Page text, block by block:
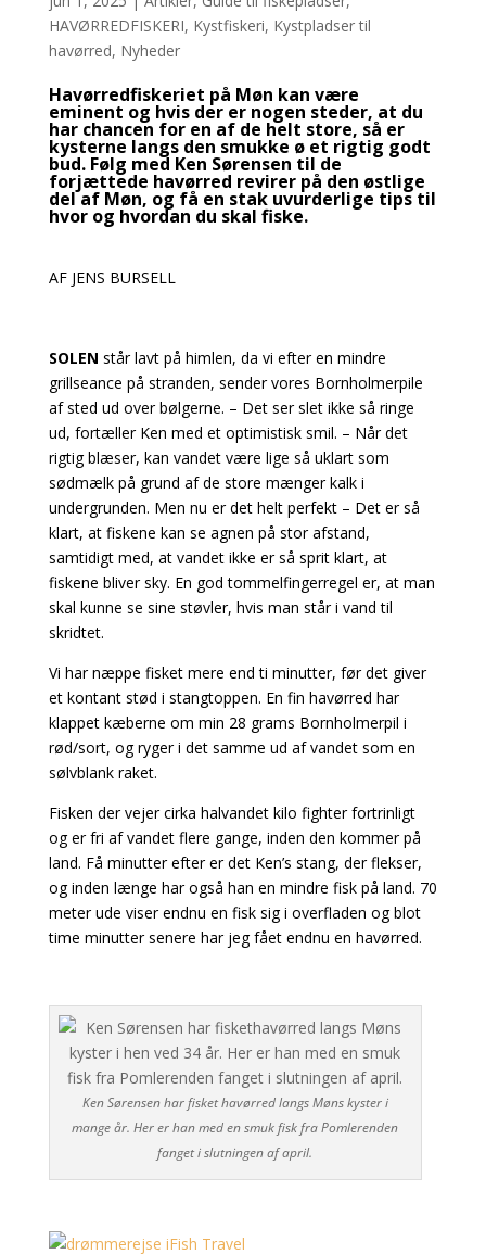
HAVØRREDFISKERI, Kystfiskeri, Kystpladser til
havørred, Nyheder
Havørredfiskeriet på Møn kan være
eminent og hvis der er nogen steder, at du
har chancen for en af de helt store, så er
kysterne langs den smukke ø et rigtig godt
bud. Følg med Ken Sørensen til de
forjættede havørred revirer på den østlige
del af Møn, og få en stak uvurderlige tips til
hvor og hvordan du skal fiske.
AF JENS BURSELL
SOLEN står lavt på himlen, da vi efter en mindre
grillseance på stranden, sender vores Bornholmerpile
af sted ud over bølgerne. – Det ser slet ikke så ringe
ud, fortæller Ken med et optimistisk smil. – Når det
rigtig blæser, kan vandet være lige så uklart som
sødmælk på grund af de store mænger kalk i
undergrunden. Men nu er det helt perfekt – Det er så
klart, at fiskene kan se agnen på stor afstand,
samtidigt med, at vandet ikke er så sprit klart, at
fiskene bliver sky. En god tommelfingerregel er, at man
skal kunne se sine støvler, hvis man står i vand til
skridtet.
Vi har næppe fisket mere end ti minutter, før det giver
et kontant stød i stangtoppen. En fin havørred har
klappet kæberne om min 28 grams Bornholmerpil i
rød/sort, og ryger i det samme ud af vandet som en
sølvblank raket.
Fisken der vejer cirka halvandet kilo fighter fortrinligt
og er fri af vandet flere gange, inden den kommer på
land. Få minutter efter er det Ken’s stang, der flekser,
og inden længe har også han en mindre fisk på land. 70
meter ude viser endnu en fisk sig i overfladen og blot
time minutter senere har jeg fået endnu en havørred.
Ken Sørensen har fisket havørred langs Møns kyster i
mange år. Her er han med en smuk fisk fra Pomlerenden
fanget i slutningen af april.